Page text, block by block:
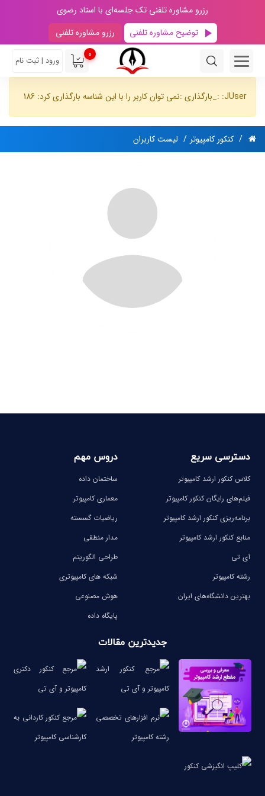
رزرو مشاوره تلفنی تک جلسه‌ای با استاد رضوی
توضیح مشاوره تلفنی
رزرو مشاوره تلفنی
0
ورود | ثبت نام
JUser: :_بارگذاری :نمی توان کاربر را با این شناسه بارگذاری کرد: 186
کنکور کامپیوتر لیست کاربران
دسترسی سریع
کلاس کنکور ارشد کامپیوتر
فیلم‌های رایگان کنکور کامپیوتر
برنامه‌ریزی کنکور ارشد کامپیوتر
منابع کنکور ارشد کامپیوتر
آی تی
رشته کامپیوتر
بهترین دانشگاه‌های ایران
دروس مهم
ساختمان داده
معماری کامپیوتر
ریاضیات گسسته
مدار منطقی
طراحی الگوریتم
شبکه های کامپیوتری
هوش مصنوعی
پایگاه داده
جدیدترین مقالات